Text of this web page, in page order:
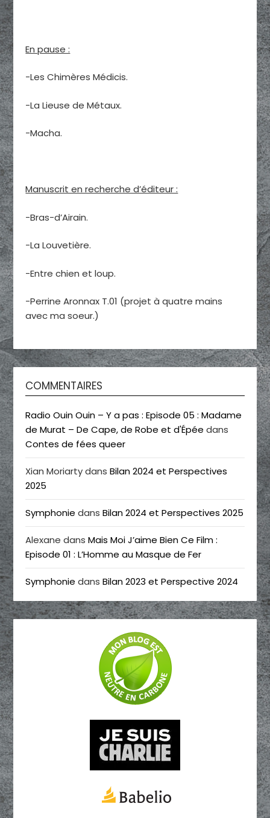
En pause :
-Les Chimères Médicis.
-La Lieuse de Métaux.
-Macha.
Manuscrit en recherche d’éditeur :
-Bras-d’Airain.
-La Louvetière.
-Entre chien et loup.
-Perrine Aronnax T.01 (projet à quatre mains
avec ma soeur.)
COMMENTAIRES
Radio Ouin Ouin – Y a pas : Episode 05 : Madame
de Murat – De Cape, de Robe et d'Épée dans
Contes de fées queer
Xian MoriartydansBilan 2024 et Perspectives
2025
Symphonie dansBilan 2024 et Perspectives 2025
Alexane dansMais Moi J’aime Bien Ce Film :
Episode 01 : L’Homme au Masque de Fer
Symphonie dansBilan 2023 et Perspective 2024